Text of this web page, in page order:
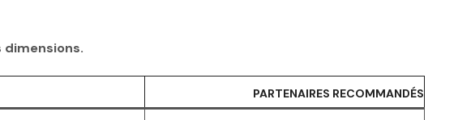
PARTENAIRES RECOMMANDÉS